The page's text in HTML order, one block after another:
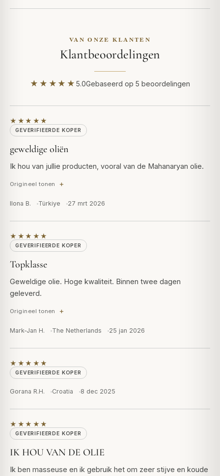
VAN ONZE KLANTEN
Klantbeoordelingen
★★★★★5.0Gebaseerd op 5 beoordelingen
★★★★★
GEVERIFIEERDE KOPER
geweldige oliën
Ik hou van jullie producten, vooral van de Mahanaryan olie.
Origineel tonen
Ilona B. Türkiye 27 mrt 2026
★★★★★
GEVERIFIEERDE KOPER
Topklasse
Geweldige olie. Hoge kwaliteit. Binnen twee dagen
geleverd.
Origineel tonen
Mark-Jan H. The Netherlands 25 jan 2026
★★★★★
GEVERIFIEERDE KOPER
Gorana R.H. Croatia 8 dec 2025
★★★★★
GEVERIFIEERDE KOPER
IK HOU VAN DE OLIE
Ik ben masseuse en ik gebruik het om zeer stijve en koude